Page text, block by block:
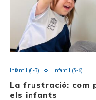
Infantil (0-3) Infantil (3-6)
La frustració: com
els infants